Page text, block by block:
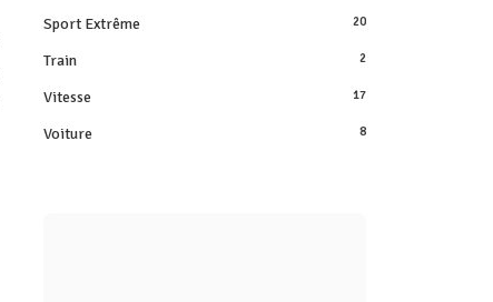
Sport Extrême 20
Train 2
Vitesse 17
Voiture 8